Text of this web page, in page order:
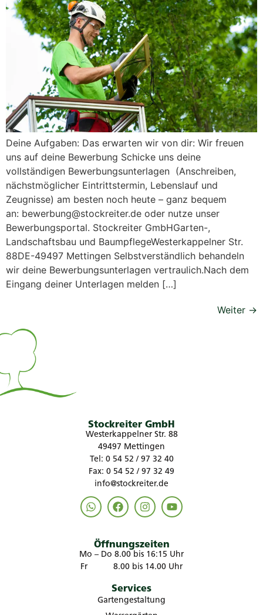
Deine Aufgaben: Das erwarten wir von dir: Wir freuen
uns auf deine Bewerbung Schicke uns deine
vollständigen Bewerbungsunterlagen (Anschreiben,
nächstmöglicher Eintrittstermin, Lebenslauf und
Zeugnisse) am besten noch heute – ganz bequem
an: bewerbung@stockreiter.de oder nutze unser
Bewerbungsportal. Stockreiter GmbHGarten-,
Landschaftsbau und BaumpflegeWesterkappelner Str.
88DE-49497 Mettingen Selbstverständlich behandeln
wir deine Bewerbungsunterlagen vertraulich.Nach dem
Eingang deiner Unterlagen melden […]
Weiter →
Stockreiter GmbH
Westerkappelner Str. 88
49497 Mettingen
Tel: 0 54 52 / 97 32 40
Fax: 0 54 52 / 97 32 49
info@stockreiter.de
Öffnungszeiten
Mo – Do 8.00 bis 16:15 Uhr
Fr 8.00 bis 14.00 Uhr
Services
Gartengestaltung